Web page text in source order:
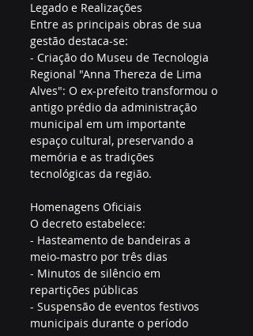
Legado e Realizações
Entre as principais obras de sua
gestão destaca-se:
- Criação do Museu de Tecnologia
Regional "Anna Thereza de Lima
Alves": O ex-prefeito transformou o
antigo prédio da administração
municipal em um importante
espaço cultural, preservando a
memória e as tradições
tecnológicas da região.
Homenagens Oficiais
O decreto estabelece:
- Hasteamento de bandeiras a
meio-mastro por três dias
- Minutos de silêncio em
repartições públicas
- Suspensão de eventos festivos
municipais durante o período